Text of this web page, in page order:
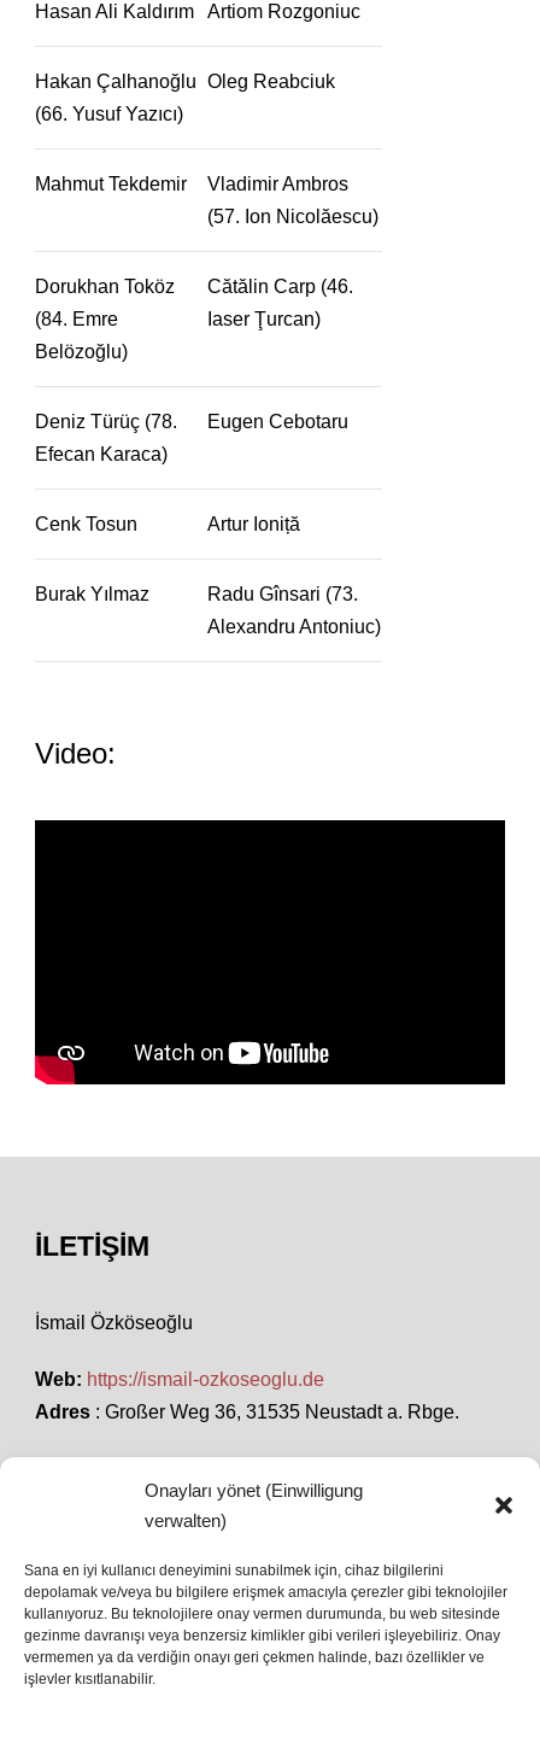
Onayları yönet (Einwilligung
verwalten)
Sana en iyi kullanıcı deneyimini sunabilmek için, cihaz bilgilerini
depolamak ve/veya bu bilgilere erişmek amacıyla çerezler gibi teknolojiler
kullanıyoruz. Bu teknolojilere onay vermen durumunda, bu web sitesinde
gezinme davranışı veya benzersiz kimlikler gibi verileri işleyebiliriz. Onay
vermemen ya da verdiğin onayı geri çekmen halinde, bazı özellikler ve
işlevler kısıtlanabilir.
Hasan Ali Kaldırım Artiom Rozgoniuc
Hakan Çalhanoğlu
(66. Yusuf Yazıcı)
Oleg Reabciuk
Mahmut Tekdemir
Vladimir Ambros
(57. Ion Nicolăescu)
Dorukhan Toköz
(84. Emre
Belözoğlu)
Cătălin Carp (46.
Iaser Ţurcan)
Deniz Türüç (78.
Efecan Karaca)
Eugen Cebotaru
Cenk Tosun Artur Ioniță
Burak Yılmaz
Radu Gînsari (73.
Alexandru Antoniuc)
Video:
İLETIŞIM
İsmail Özköseoğlu
Web: https://ismail-ozkoseoglu.de
Adres : Großer Weg 36, 31535 Neustadt a. Rbge.
SON HABERLER
İstanbul’da Avrupa Ligi Finali: Freiburg ve Aston
Villa Boğaz’da Tarih Yazmaya Hazırlanıyor
08 May 2026